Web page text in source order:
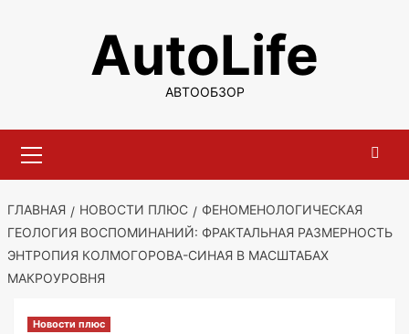
содержимомуAutoLife
АВТООБЗОР
меню
ГЛАВНАЯ НОВОСТИ ПЛЮС
ФЕНОМЕНОЛОГИЧЕСКАЯ
ГЕОЛОГИЯ ВОСПОМИНАНИЙ: ФРАКТАЛЬНАЯ РАЗМЕРНОСТЬ
ЭНТРОПИЯ КОЛМОГОРОВА-СИНАЯ В МАСШТАБАХ
МАКРОУРОВНЯ
Новости плюс